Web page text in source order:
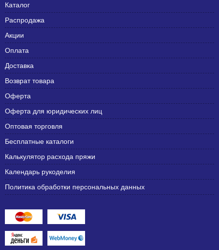
Каталог
Распродажа
Акции
Оплата
Доставка
Возврат товара
Оферта
Оферта для юридических лиц
Оптовая торговля
Бесплатные каталоги
Калькулятор расхода пряжи
Календарь рукоделия
Политика обработки персональных данных